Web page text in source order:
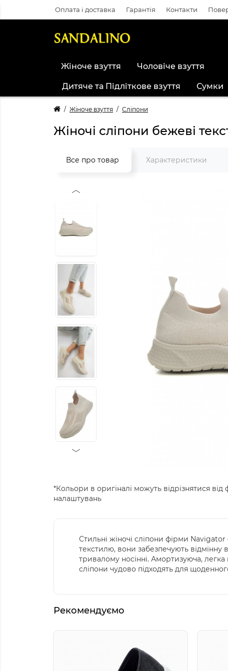
Оплата і доставка Гарантія Контакти
Жіноче взуття Чоловіче взуття
Дитяче та Підліткове взуття Сумки
Жіноче взуття Сліпони
Жіночі сліпони бежеві
Все про товар Характеристики
*Кольори в оригіналі можуть відрізнятися
налаштувань
Стильні жіночі сліпони фірми Navigator
текстилю, вони забезпечують відмінну
тривалому носінні. Амортизуюча,
сліпони чудово підходять для
Рекомендуємо